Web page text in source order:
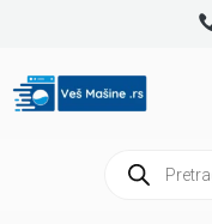
sadržaj
search